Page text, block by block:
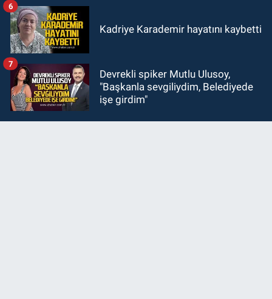
Kadriye Karademir hayatını kaybetti
6
Devrekli spiker Mutlu Ulusoy,
"Başkanla sevgiliydim, Belediyede
işe girdim"
7